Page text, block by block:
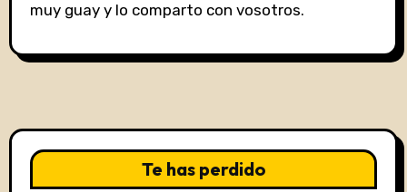
muy guay y lo comparto con vosotros.
Te has perdido